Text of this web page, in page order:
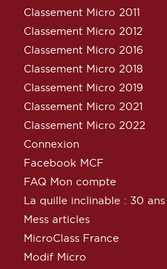
Classement Micro 2011
Classement Micro 2012
Classement Micro 2016
Classement Micro 2018
Classement Micro 2019
Classement Micro 2021
Classement Micro 2022
Connexion
Facebook MCF
FAQ Mon compte
La quille inclinable : 30 ans
Mess articles
MicroClass France
Modif Micro